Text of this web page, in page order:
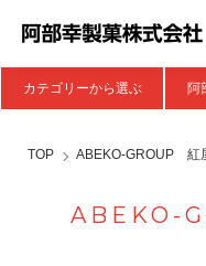
カテゴリーから選ぶ 阿
TOP ABEKO-GROUP 紅
ABEKO-